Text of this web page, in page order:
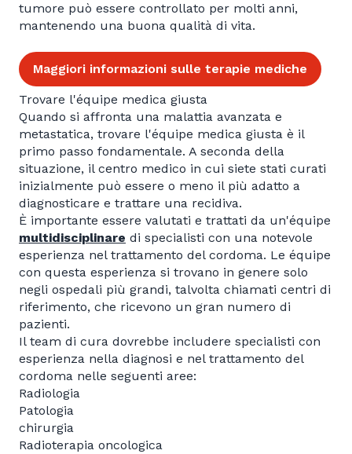
tumore può essere controllato per molti anni,
mantenendo una buona qualità di vita.
Maggiori informazioni sulle terapie mediche
Trovare l'équipe medica giusta
Quando si affronta una malattia avanzata e
metastatica, trovare l'équipe medica giusta è il
primo passo fondamentale. A seconda della
situazione, il centro medico in cui siete stati curati
inizialmente può essere o meno il più adatto a
diagnosticare e trattare una recidiva.
È importante essere valutati e trattati da un'équipe
multidisciplinare di specialisti con una notevole
esperienza nel trattamento del cordoma. Le équipe
con questa esperienza si trovano in genere solo
negli ospedali più grandi, talvolta chiamati centri di
riferimento, che ricevono un gran numero di
pazienti.
Il team di cura dovrebbe includere specialisti con
esperienza nella diagnosi e nel trattamento del
cordoma nelle seguenti aree:
Radiologia
Patologia
chirurgia
Radioterapia oncologica